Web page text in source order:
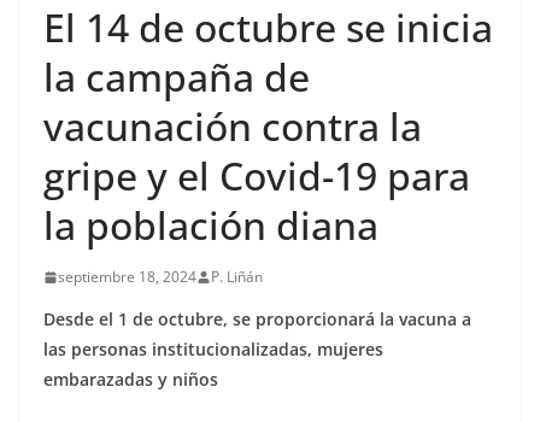
El 14 de octubre se inicia
la campaña de
vacunación contra la
gripe y el Covid-19 para
la población diana
septiembre 18, 2024 P. Liñán
Desde el 1 de octubre, se proporcionará la vacuna a
las personas institucionalizadas, mujeres
embarazadas y niños